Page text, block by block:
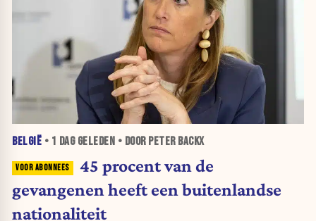
BELGIË • 1 DAGGELEDEN • DOOR PETER BACKX
45 procent van de
gevangenen heeft een buitenlandse
nationaliteit